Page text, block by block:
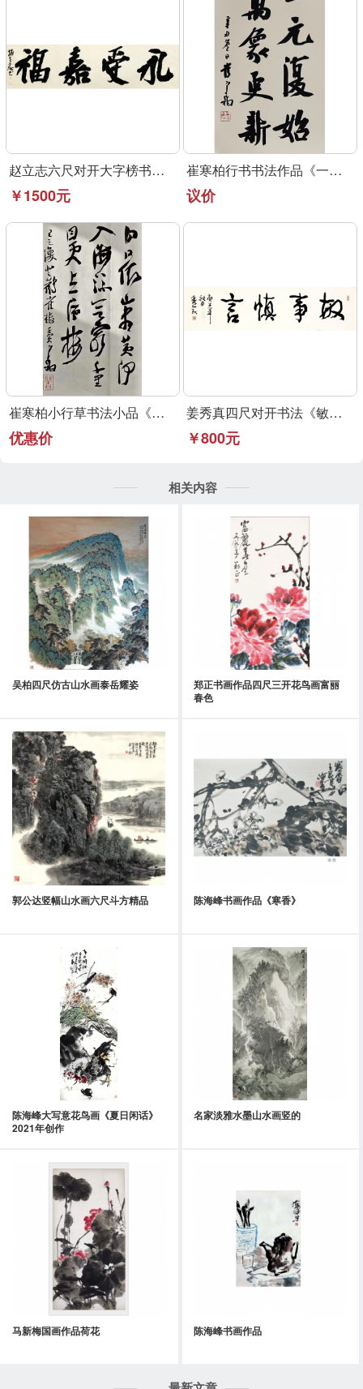
赵立志六尺对开大字榜书作品《永受嘉福》
￥1500元
崔寒柏行书书法作品《一元复始》可定制
议价
崔寒柏小行草书法小品《登鹳雀楼》可定制
优惠价
姜秀真四尺对开书法《敏事慎言》行草书法作品
￥800元
相关内容
吴柏四尺仿古山水画泰岳耀姿
郑正书画作品四尺三开花鸟画富丽
春色
郭公达竖幅山水画六尺斗方精品 陈海峰书画作品《寒香》
陈海峰大写意花鸟画《夏日闲话》
2021年创作
名家淡雅水墨山水画竖的
马新梅国画作品荷花 陈海峰书画作品